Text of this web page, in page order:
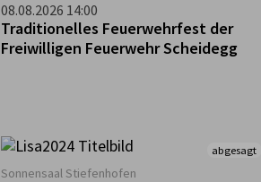
08.08.2026 14:00
Traditionelles Feuerwehrfest der
Freiwilligen Feuerwehr Scheidegg
abgesagt
Sonnensaal Stiefenhofen